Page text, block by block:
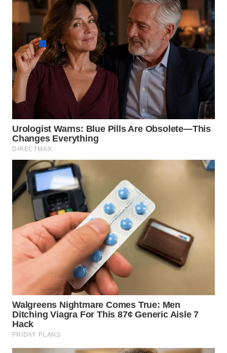
PAKPAK
WN
KARAWANG
WN
BEKASI
BOGOR
WN
WN
TAPANULI
UTARA
WN
SAMOSIR
PADANG
LAWAS
WN
SUMEDANG